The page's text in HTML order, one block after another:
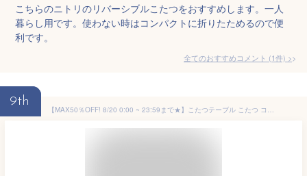
こちらのニトリのリバーシブルこたつをおすすめします。一人
暮らし用です。使わない時はコンパクトに折りたためるので便
利です。
全てのおすすめコメント (1件) >
9th
【MAX50％OFF! 8/20 0:00 ~ 23:59まで★】こたつテーブル こたつ コタツ 正方形 折り畳み 炬燵 折りたたみ リビングこたつ 幅75 一人暮らし 一人用 二人暮らし ソファ 机 省スペース ローテーブル センターテーブル 木目調 韓国 インテリア コンパクト 小さめ